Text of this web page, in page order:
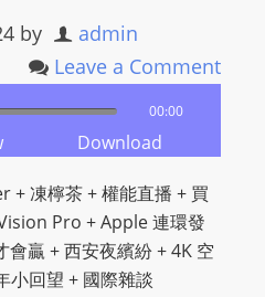
by
admin
Leave a Comment
00:00
Download
+ 凍檸茶 + 權能直播 + 買
Pro + Apple 連環發
贏 + 西安夜繽紛 + 4K 空
小回望 + 國際雜談